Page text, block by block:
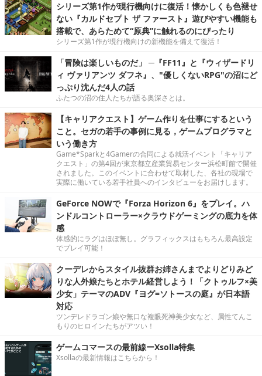
シリーズ第1作が現行機向けに復活！懐かしくも色褪せ
ない『カルドセプト ザ ファースト』遊びやすい機能も
搭載で、あらためて“原典”に触れるのにぴったり
シリーズ第1作が現行機向けの新機能を備えて復活！
「冒険は楽しいものだ」 ─『FF11』と『ウィザードリ
ィ ヴァリアンツ ダフネ』、"優しくないRPG"の沼にど
っぷり沈んだ4人の話
ふたつの沼の住人たちが語る奥深さとは。
【キャリアクエスト】ゲーム作りを仕事にするという
こと。セガの若手の事例に見る，ゲームプログラマと
いう働き方
Game*Sparkと4Gamerの合同による就活イベント「キャリア
クエスト」の第4回が東京都立産業貿易センター浜松町館で開催
されました。このイベントに合わせて取材した、各社の現場で
実際に働いている若手社員へのインタビューをお届けします。
GeForce NOWで『Forza Horizon 6』をプレイ。ハ
ンドルコントローラー×クラウドゲーミングの底力を体
感
体感的にラグはほぼ無し。グラフィックスはもちろん最高設定
でプレイ可能！
クーデレからスタイル抜群お姉さんまでよりどりみど
りな人外娘たちとホテル経営しよう！「クトゥルフ×美
少女」テーマのADV『ヨグ=ソトースの庭』が日本語
対応
ツンデレドラゴン娘や無口な複眼死神美少女など、属性てんこ
もりのヒロインたちがアツい！
ゲームコマースの最前線ーXsolla特集
Xsollaの最新情報はこちらから！